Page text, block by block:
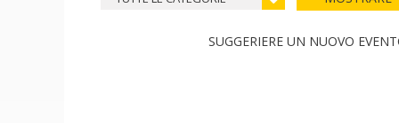
SUGGERIERE UN NUOVO